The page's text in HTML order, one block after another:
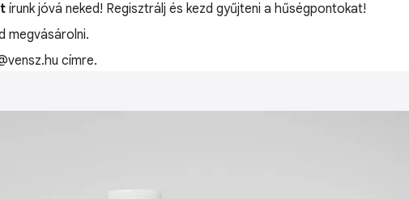
írunk jóvá neked! Regisztrálj és kezd gyűjteni a hűségpontokat!
megvásárolni.
címre.